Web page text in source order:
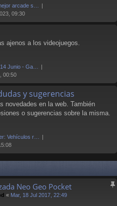
arcade s…
09:30
ajenos a los videojuegos.
Junio - Ga…
00:50
y sugerencias
novedades en la web. También
o sugerencias sobre la misma.
Vehículos r…
Neo Geo Pocket
« Mar, 18 Jul 2017, 22:49